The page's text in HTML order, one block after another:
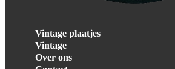
Vintage plaatjes
Vintage
Over ons